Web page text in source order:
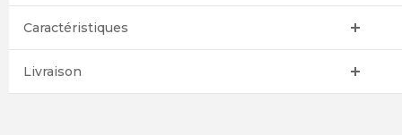
Caractéristiques
Livraison